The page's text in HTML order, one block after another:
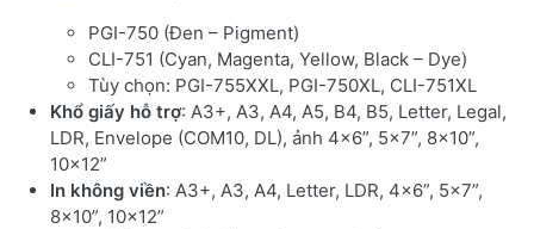
PGI-750 (Đen – Pigment)
CLI-751 (Cyan, Magenta, Yellow, Black – Dye)
Tùy chọn: PGI-755XXL, PGI-750XL, CLI-751XL
Khổ giấy hỗ trợ: A3+, A3, A4, A5, B4, B5, Letter, Legal,
LDR, Envelope (COM10, DL), ảnh 4×6”, 5×7”, 8×10”,
10×12”
In không viền: A3+, A3, A4, Letter, LDR, 4×6”, 5×7”,
8×10”, 10×12”